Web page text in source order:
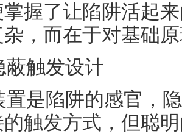
握了让陷阱活起
，而在于对基础
蔽触发设计
置是陷阱的感官，
触发方式，但聪